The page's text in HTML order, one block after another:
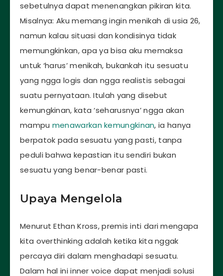
sebetulnya dapat menenangkan pikiran kita.
Misalnya: Aku memang ingin menikah di usia 26,
namun kalau situasi dan kondisinya tidak
memungkinkan, apa ya bisa aku memaksa
untuk ‘harus’ menikah, bukankah itu sesuatu
yang ngga logis dan ngga realistis sebagai
suatu pernyataan. Itulah yang disebut
kemungkinan, kata ‘seharusnya’ ngga akan
mampu menawarkan kemungkinan, ia hanya
berpatok pada sesuatu yang pasti, tanpa
peduli bahwa kepastian itu sendiri bukan
sesuatu yang benar-benar pasti.
Upaya Mengelola
Menurut Ethan Kross, premis inti dari mengapa
kita overthinking adalah ketika kita nggak
percaya diri dalam menghadapi sesuatu.
Dalam hal ini inner voice dapat menjadi solusi